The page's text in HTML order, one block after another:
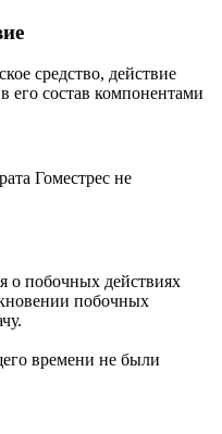
средство, действие
его состав компонентами
Гоместрес не
о побочных действиях
побочных
времени не были